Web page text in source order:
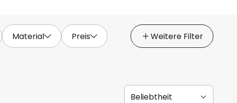
Material Preis Weitere Filter